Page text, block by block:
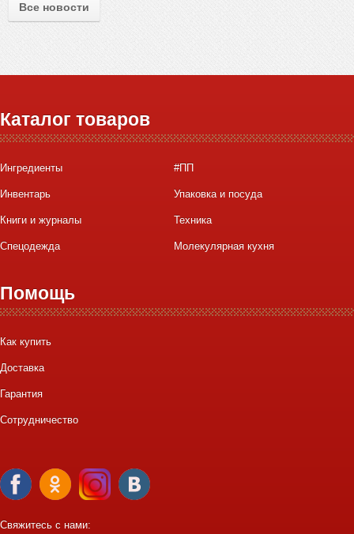
Все новости
Каталог товаров
Ингредиенты #ПП
Инвентарь Упаковка и посуда
Книги и журналы Техника
Спецодежда Молекулярная кухня
Помощь
Как купить
Доставка
Гарантия
Сотрудничество
Свяжитесь с нами: